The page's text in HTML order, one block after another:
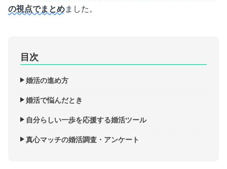
の視点でまとめました。
目次
婚活の進め方
婚活で悩んだとき
自分らしい一歩を応援する婚活ツール
真心マッチの婚活調査・アンケート